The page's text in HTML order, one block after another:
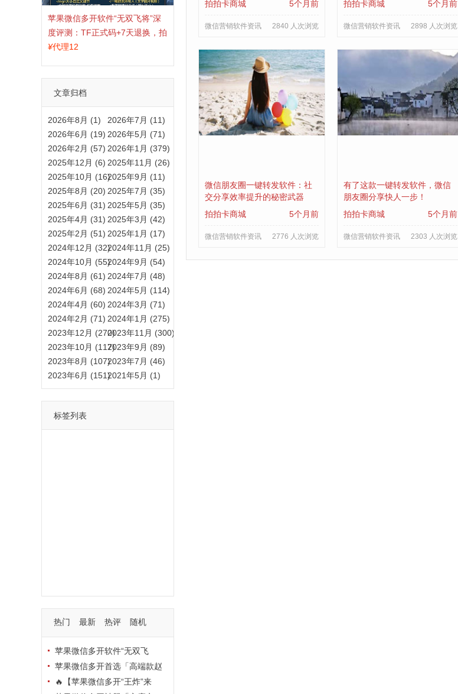
苹果微信多开软件“无双飞将”深
度评测：TF正式码+7天退换，拍
拍卡激活码商城正品保障
¥代理12
文章归档
2026年8月 (1)
2026年7月 (11)
2026年6月 (19) 2026年5月 (71)
2026年2月 (57) 2026年1月 (379)
2025年12月 (6) 2025年11月 (26)
2025年10月 (16)2025年9月 (11)
2025年8月 (20) 2025年7月 (35)
2025年6月 (31) 2025年5月 (35)
2025年4月 (31) 2025年3月 (42)
2025年2月 (51) 2025年1月 (17)
2024年12月 (32)2024年11月 (25)
2024年10月 (55)2024年9月 (54)
2024年8月 (61) 2024年7月 (48)
2024年6月 (68) 2024年5月 (114)
2024年4月 (60) 2024年3月 (71)
2024年2月 (71) 2024年1月 (275)
2023年12月 (270)2023年11月 (300)
2023年10月 (117)2023年9月 (89)
2023年8月 (107)2023年7月 (46)
2023年6月 (151)2021年5月 (1)
标签列表
热门 最新 热评 随机
苹果微信多开软件“无双飞
将”深度评测：TF正式码+7天退
换，拍拍卡激活码商城正品保障
苹果微信多开首选「高端款赵
云」：TF正式码+斗战神8073
🔥【苹果微信多开“王炸”来
拍拍卡商城
5个月前
微信营销软件资讯 2840 人次浏览
拍拍卡商城
5个月前
微信营销软件资讯 2898 人次浏览
微信朋友圈一键转发软件：社
交分享效率提升的秘密武器
拍拍卡商城
5个月前
微信营销软件资讯 2776 人次浏览
有了这款一键转发软件，微信
朋友圈分享快人一步！
拍拍卡商城
5个月前
微信营销软件资讯 2303 人次浏览